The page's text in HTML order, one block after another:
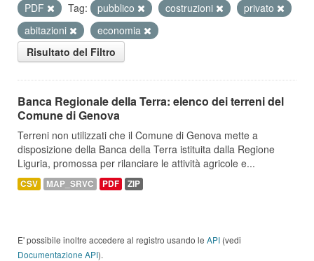
PDF
Tag: pubblico costruzioni
privato
abitazioni
economia
Risultato del Filtro
Banca Regionale della Terra: elenco dei terreni del
Comune di Genova
Terreni non utilizzati che il Comune di Genova mette a
disposizione della Banca della Terra istituita dalla Regione
Liguria, promossa per rilanciare le attività agricole e...
CSV MAP_SRVC PDF ZIP
E' possibile inoltre accedere al registro usando le API (vedi
Documentazione API).